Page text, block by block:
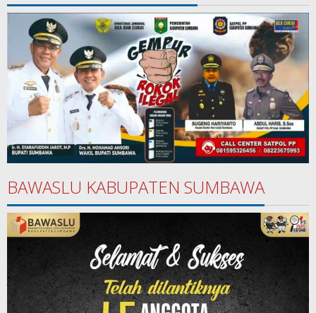
BAWASLU KABUPATEN SUMBAWA